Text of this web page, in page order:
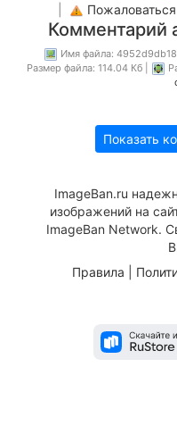
Пожаловаться
Комментарий
Имя файла:
Размер файла: 114.04 Кб |
Показать
ImageBan.ru
изображений на
ImageBan Network.
Правила